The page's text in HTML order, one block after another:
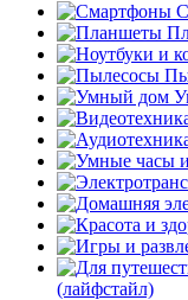
(лайфстайл)